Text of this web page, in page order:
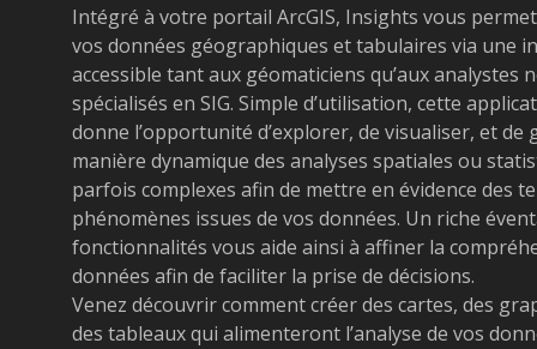
Intégré à votre portail ArcGIS, Insights vous
vos données géographiques et tabulaires via une
accessible tant aux géomaticiens qu’aux analystes
spécialisés en SIG. Simple d’utilisation, cette
donne l’opportunité d’explorer, de visualiser, et de
manière dynamique des analyses spatiales ou
parfois complexes afin de mettre en évidence des
phénomènes issues de vos données. Un riche
fonctionnalités vous aide ainsi à affiner la
données afin de faciliter la prise de décisions.
Venez découvrir comment créer des cartes, des
des tableaux qui alimenteront l’analyse de vos